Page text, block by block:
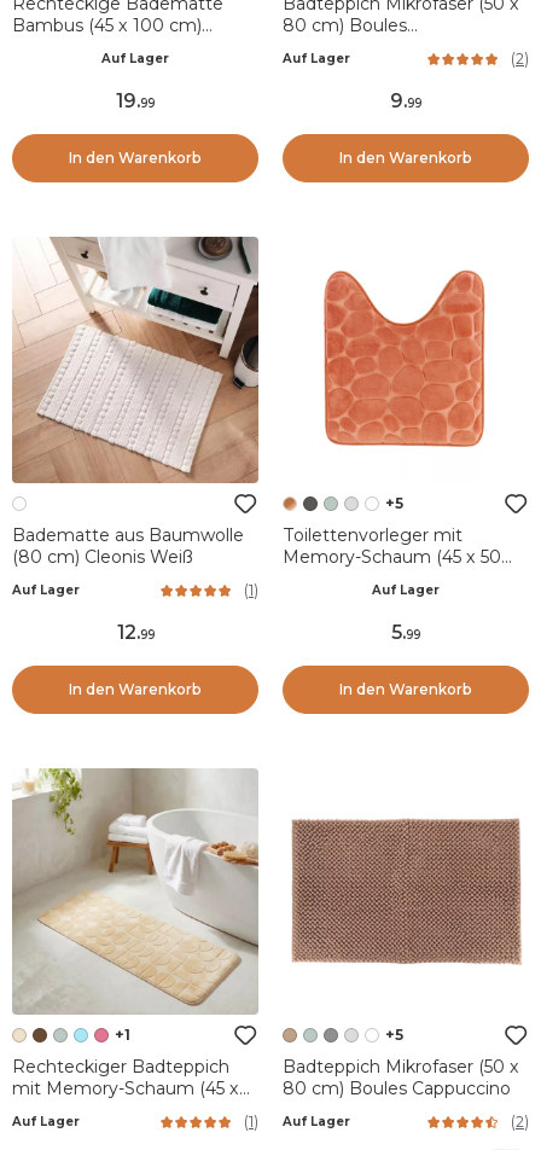
Bambus (45 x 100 cm)
Auf Lager
19.99
In den Warenkorb
80 cm) Boules
Auf Lager (2)
9.99
In den Warenkorb
Badematte aus Baumwolle
(80 cm) Cleonis Weiß
Auf Lager (1)
12.99
In den Warenkorb
+5
Toilettenvorleger mit
Memory-Schaum (45 x 50
Auf Lager
5.99
In den Warenkorb
+1
Rechteckiger Badteppich
mit Memory-Schaum (45 x
Auf Lager (1)
+5
Badteppich Mikrofaser (50 x
80 cm) Boules Cappuccino
Auf Lager (2)